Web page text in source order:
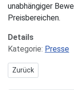
unabhängiger
Preisbereichen.
Details
Kategorie: Presse
Vorheriger Beitrag:
Zurück